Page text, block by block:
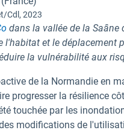
Cdl, 2023
dans la vallée de la
l'habitat et le déplacement
la vulnérabilité aux
de la Normandie en
progresser la résilience
touchée par les
modifications de